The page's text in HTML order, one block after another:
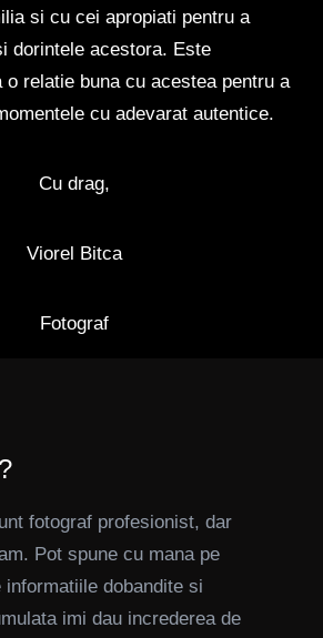
si cu cei apropiati pentru a
dorintele acestora. Este
o relatie buna cu acestea pentru a
cu adevarat autentice.
Cu drag,
Viorel Bitca
Fotograf
fotograf profesionist, dar
Pot spune cu mana pe
informatiile dobandite si
imi dau increderea de